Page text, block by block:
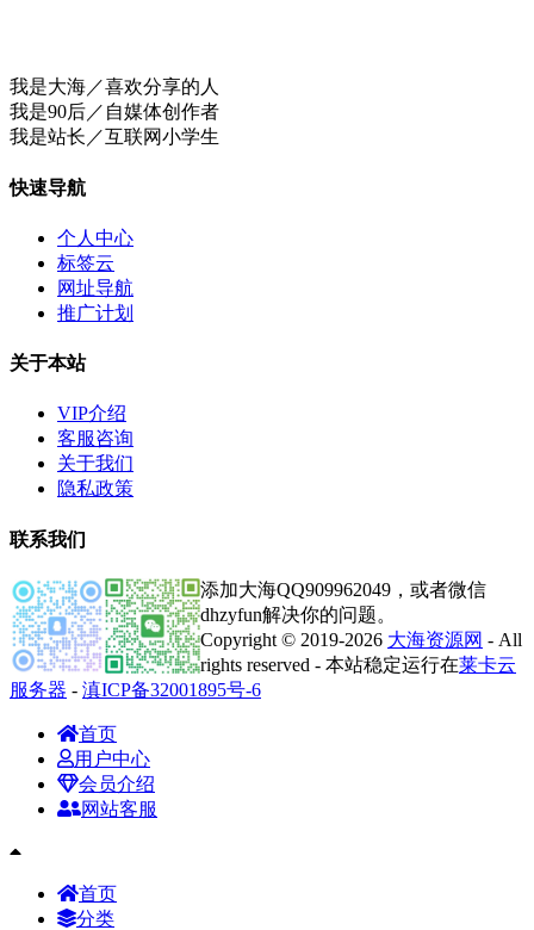
我是大海／喜欢分享的人
我是90后／自媒体创作者
我是站长／互联网小学生
快速导航
个人中心
标签云
网址导航
推广计划
关于本站
VIP介绍
客服咨询
关于我们
隐私政策
联系我们
添加大海QQ909962049，或者微信
dhzyfun解决你的问题。
Copyright © 2019-2026 大海资源网 - All
rights reserved - 本站稳定运行在莱卡云
服务器 - 滇ICP备32001895号-6
首页
用户中心
会员介绍
网站客服
首页
分类